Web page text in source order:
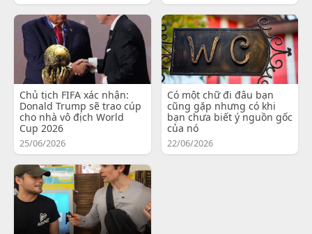
Chủ tịch FIFA xác nhận:
Donald Trump sẽ trao cúp
cho nhà vô địch World
Cup 2026
25/06/2026
Có một chữ đi đâu bạn
cũng gặp nhưng có khi
bạn chưa biết ý nguồn gốc
của nó
22/06/2026